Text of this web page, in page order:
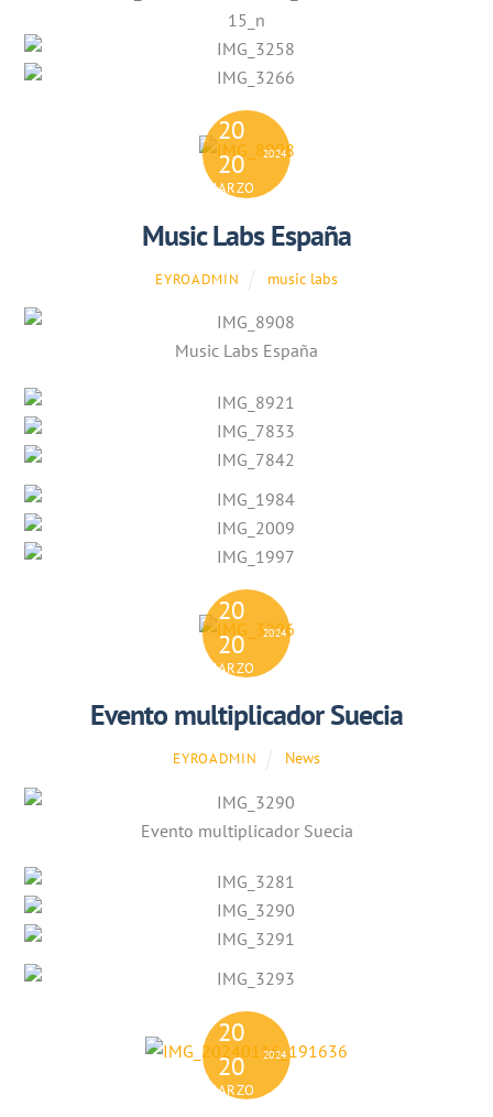
20
20
MARZO
2024
Music Labs España
EYROADMIN music labs
Music Labs España
20
20
MARZO
2024
Evento multiplicador Suecia
EYROADMIN News
Evento multiplicador Suecia
20
20
MARZO
2024